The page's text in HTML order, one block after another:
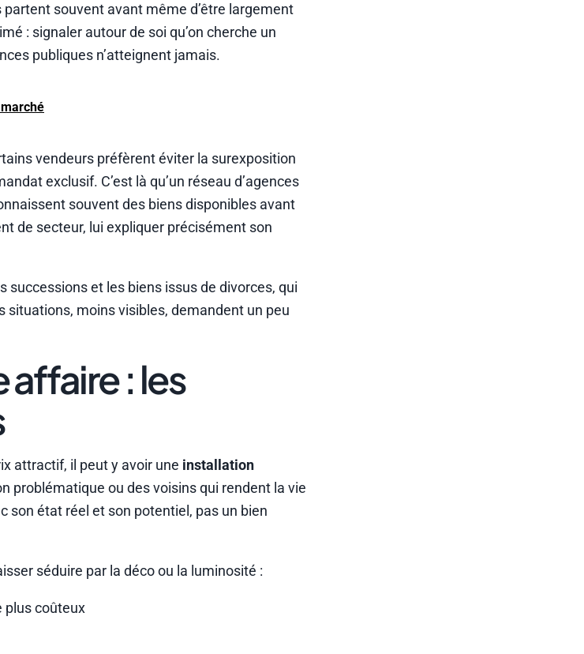
souvent avant même d’être largement
: signaler autour de soi qu’on cherche un
publiques n’atteignent jamais.
vendeurs préfèrent éviter la surexposition
exclusif. C’est là qu’un réseau d’agences
souvent des biens disponibles avant
de secteur, lui expliquer précisément son
successions et les biens issus de divorces, qui
situations, moins visibles, demandent un peu
affaire : les
attractif, il peut y avoir une installation
problématique ou des voisins qui rendent la vie
son état réel et son potentiel, pas un bien
séduire par la déco ou la luminosité :
plus coûteux